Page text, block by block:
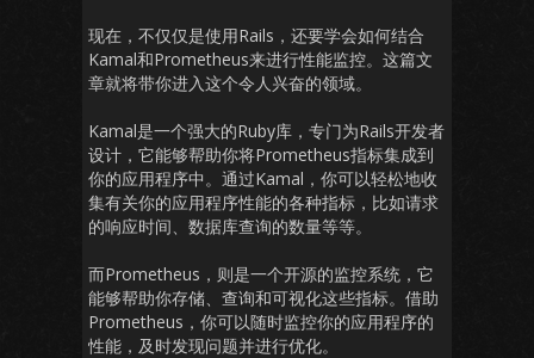
现在，不仅仅是使用Rails，还要学会如何结合
Kamal和Prometheus来进行性能监控。这篇文
章就将带你进入这个令人兴奋的领域。
Kamal是一个强大的Ruby库，专门为Rails开发者
设计，它能够帮助你将Prometheus指标集成到
你的应用程序中。通过Kamal，你可以轻松地收
集有关你的应用程序性能的各种指标，比如请求
的响应时间、数据库查询的数量等等。
而Prometheus，则是一个开源的监控系统，它
能够帮助你存储、查询和可视化这些指标。借助
Prometheus，你可以随时监控你的应用程序的
性能，及时发现问题并进行优化。